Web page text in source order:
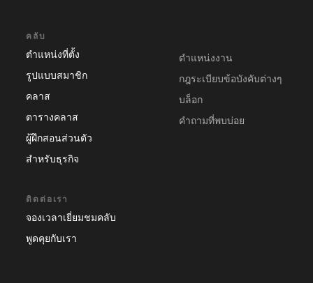
คลับ
ตำแหน่งที่ตั้ง
รูปแบบสมาชิก
คลาส
ตารางคลาส
ผู้ฝึกสอนส่วนตัว
สำหรับธุรกิจ
ติดต่อเรา
จองเวลาเยี่ยมชมคลับ
พูดคุยกับเรา
ตำแหน่งงาน
กฎระเบียบข้อบังคับต่างๆ
บล็อก
คําถามที่พบบ่อย